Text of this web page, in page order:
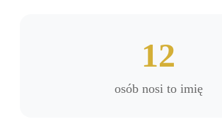
12
osób nosi to imię